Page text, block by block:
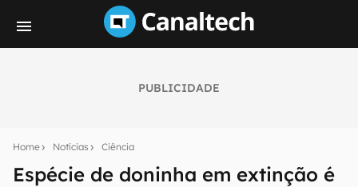
PUBLICIDADE
Home Notícias Ciência
Espécie de doninha em extinção é
notícias e reviews sobre tecnologia em primeira
mão.